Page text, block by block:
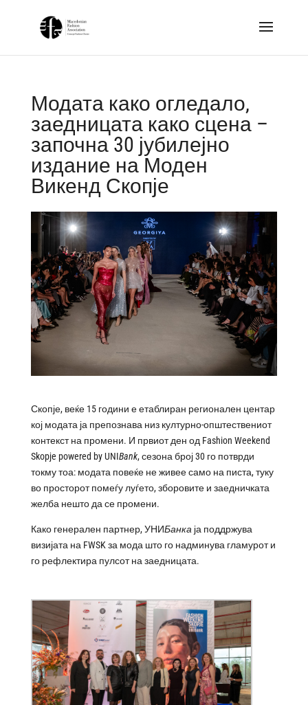
Модата како огледало,
заедницата како сцена –
започна 30 јубилејно
издание на Моден
Викенд Скопје
Скопје, веќе 15 години е етаблиран регионален центар
кој модата ја препознава низ културно-општествениот
контекст на промени. И првиот ден од Fashion Weekend
Skopje powered by UNIBank, сезона број 30 го потврди
токму тоа: модата повеќе не живее само на писта, туку
во просторот помеѓу луѓето, зборовите и заедничката
желба нешто да се промени.
Како генерален партнер, УНИБанка ја поддржува
визијата на FWSK за мода што го надминува гламурот и
го рефлектира пулсот на заедницата.